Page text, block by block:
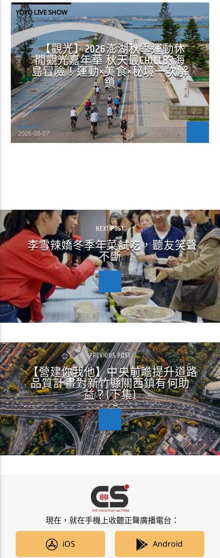
YOYO LIVE SHOW
【觀光】2026澎湖秋季運動休
閒觀光嘉年華 秋天最CHILL的海
島冒險！運動×美食×秘境一次解
鎖
Jean-CS
2026-08-07
NEXT POST
李雪辣嬌冬季年菜試吃，聽友笑聲
不斷
PREVIOUS POST
【營建你我他】中央前瞻提升道路
品質計畫對新竹縣關西鎮有何助
益？(下集)
現在，就在手機上收聽正聲廣播電台：
iOS Android